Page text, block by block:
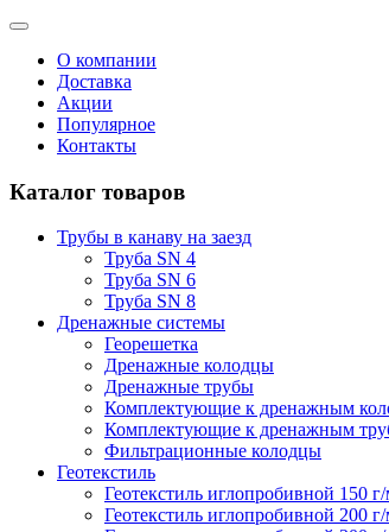
О компании
Доставка
Акции
Популярное
Контакты
Каталог товаров
Трубы в канаву на заезд
Труба SN 4
Труба SN 6
Труба SN 8
Дренажные системы
Георешетка
Дренажные колодцы
Дренажные трубы
Комплектующие к дренажным
Комплектующие к дренажным
Фильтрационные колодцы
Геотекстиль
Геотекстиль иглопробивной 150
Геотекстиль иглопробивной 200